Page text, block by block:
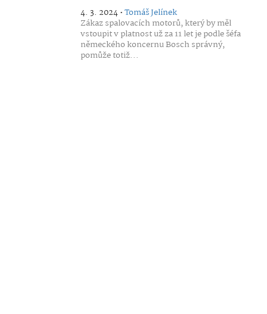
4. 3. 2024 •Tomáš Jelínek
Zákaz spalovacích motorů, který by měl
vstoupit v platnost už za 11 let je podle šéfa
německého koncernu Bosch správný,
pomůže totiž...